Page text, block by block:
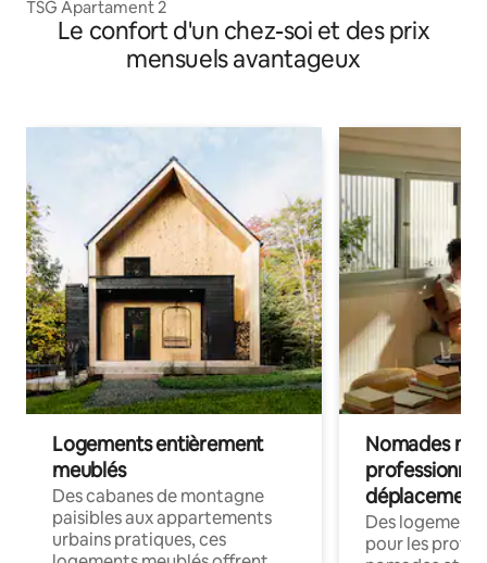
TSG Apartament 2
Le confort d'un chez-soi et des prix
mensuels avantageux
Logements entièrement
meublés
Des cabanes de montagne
paisibles aux appartements
urbains pratiques, ces
Nomades
déplacement
Des
pour les